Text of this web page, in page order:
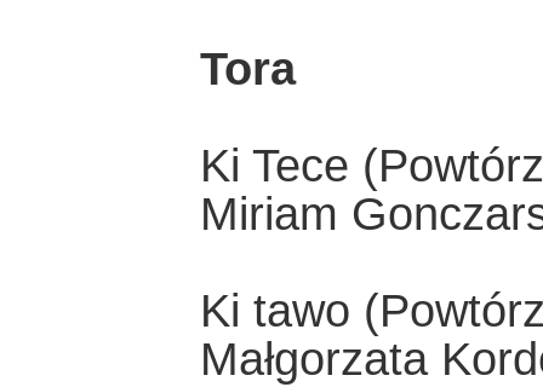
Tora
Ki Tece
Miriam
Ki tawo
Małgorzata